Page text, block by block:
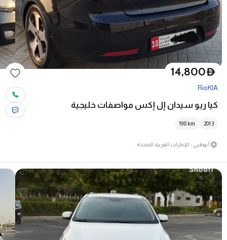
D
14,800
KIA
Rio
كيا ريو سيدان إل إكس مواصفات خليجية
2013
198 km
أبوظبي - الإمارات العربية المتحدة